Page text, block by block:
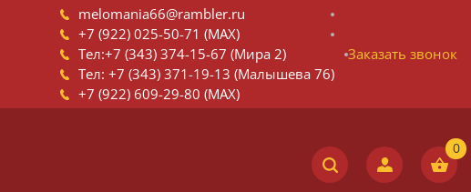
melomania66@rambler.ru
+7 (922) 025-50-71 (MAX)
Тел:+7 (343) 374-15-67 (Мира 2)
Тел: +7 (343) 371-19-13 (Малышева 76)
+7 (922) 609-29-80 (MAX)
Заказать звонок